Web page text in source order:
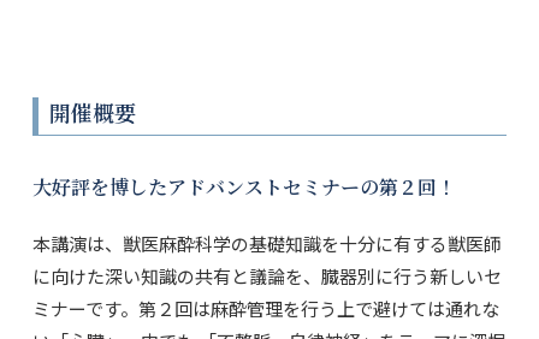
開催概要
大好評を博したアドバンストセミナーの第２回！
本講演は、獣医麻酔科学の基礎知識を十分に有する獣医師
に向けた深い知識の共有と議論を、臓器別に行う新しいセ
ミナーです。第２回は麻酔管理を行う上で避けては通れな